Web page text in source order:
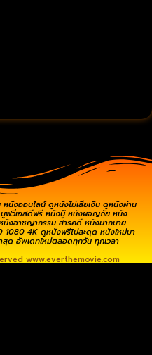
นังออนไลน์ ดูหนังไม่เสียเงิน ดูหนังผ่าน
มูฟวี่เอสดีฟรี หนังบู๊ หนังผจญภัย หนัง
งอาชญากรรม สารคดี หนังมากมาย
1080 4K ดูหนังฟรีไม่สะดุด หนังใหม่มา
ด อัพเดทใหม่ตลอดทุกวัน ทุกเวลา
www.everthemovie.com